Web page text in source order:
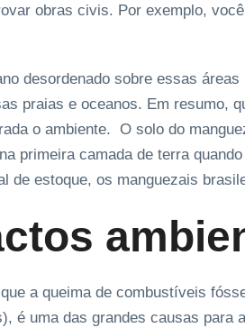
obras civis. Por exemplo,
desordenado sobre essas
praias e oceanos. Em resumo,
o ambiente. O solo do
primeira camada de terra
de estoque, os manguezais
a queima de combustíveis
é uma das grandes causas